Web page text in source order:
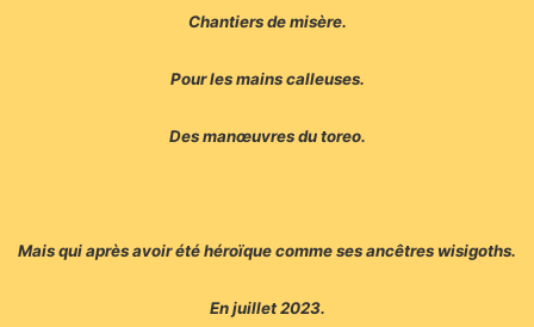
Chantiers de misère.
Pour les mains calleuses.
Des manœuvres du toreo.
Mais qui après avoir été héroïque comme ses ancêtres wisigoths.
En juillet 2023.